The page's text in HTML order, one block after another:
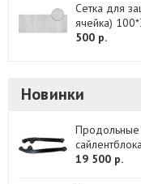
Сетка для
ячейка)
500 р.
Новинки
Продольные
19 500 р.